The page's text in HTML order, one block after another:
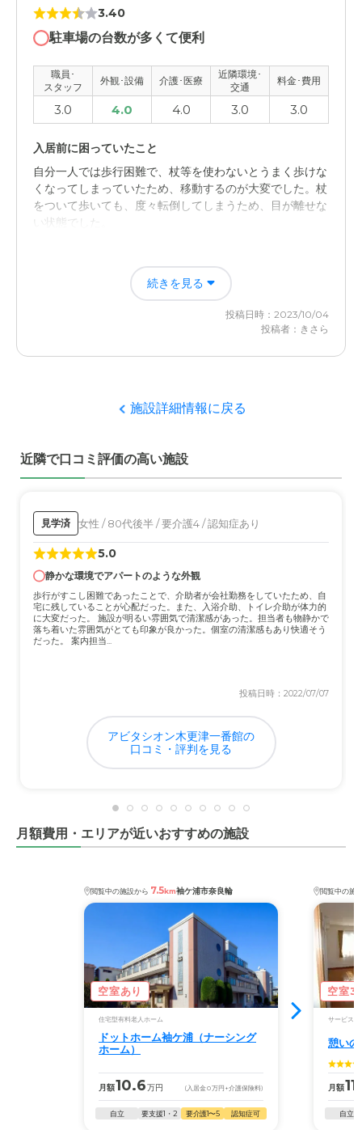
外観・内装・居室・設備について
建物も外観からきれいでした、室内の装備や空間も落ちつ
いた感じで過ごしやすい感じでしたね。
介護医療サービスについて
施設内に医療スタッフも常駐してとても安心安全な感じを
受けました、サービス体制も良い感じの印象。
近隣環境や交通アクセスについて
都心から遠いのでアクセスはちょっと不便ですがそのかわ
りに周辺環境の過ごしやすいのがメリットですかね。
サービスや施設設備を考えると妥当な価格かもしれません
がやはりちょっとお高い感じはしますね。
3.40
駐車場の台数が多くて便利
職員･
スタッフ
外観･設備 介護･医療
近隣環境･
交通
料金･費用
3.0 4.0 4.0 3.0 3.0
入居前に困っていたこと
自分一人では歩行困難で、杖等を使わないとうまく歩けな
くなってしまっていたため、移動するのが大変でした。杖
をついて歩いても、度々転倒してしまうため、目が離せな
い状態でした。
施設のスタッフ等の雰囲気が良く、環境は良さそうだと感
じましたが、実際入居していないため、分かりません。
外観・内装・居室・設備について
のため、詳しくは分かりません。
見学のみのため、実際のサービスを受けていないので、よ
く分かりませんか、雰囲気は良かったです。
近隣環境や交通アクセスについて
自動車で行くしかないような場所ですが、駐車場の台数が
多いため、困らないと思います。
いますが、それは仕方がないと思います。
続きを見る
投稿日時：2023/10/04
投稿者：きさら
施設詳細情報に戻る
近隣で口コミ評価の高い施設
見学済 女性 / 80代後半 / 要介護4 / 認知症あり
5.0
静かな環境でアパートのような外観
歩行がすこし困難であったことで、介助者が会社勤務をしていたため、自
宅に残していることが心配だった。また、入浴介助、トイレ介助が体力的
に大変だった。 施設が明るい雰囲気で清潔感があった。担当者も物静かで
落ち着いた雰囲気がとても印象が良かった。個室の清潔感もあり快適そう
だった。 案内担当...
投稿日時：2022/07/07
アビタシオン木更津一番館の
口コミ・評判を見る
月額費用・エリアが近いおすすめの施設
閲覧中の施設から 7.5km袖ケ浦市奈良輪
空室あり
住宅型有料老人ホーム
ドットホーム袖ケ浦（ナーシング
ホーム）
月額10.6万円 (入居金0万円 +介護保険料)
自立 要支援1・2 要介護1〜5 認知症可
閲覧中の施
空室3
サービス付
憩い
月額
自立